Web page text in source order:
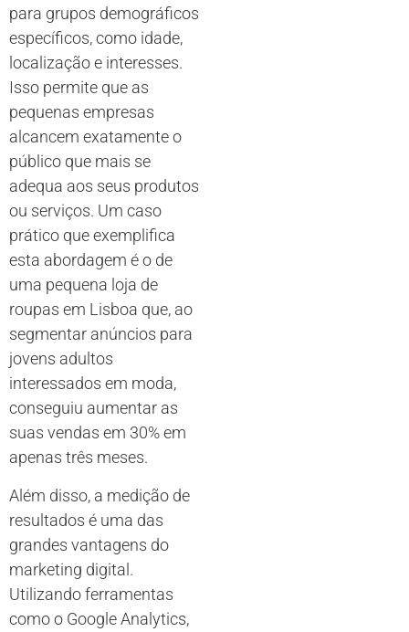
para grupos demográficos
específicos, como idade,
localização e interesses.
Isso permite que as
pequenas empresas
alcancem exatamente o
público que mais se
adequa aos seus produtos
ou serviços. Um caso
prático que exemplifica
esta abordagem é o de
uma pequena loja de
roupas em Lisboa que, ao
segmentar anúncios para
jovens adultos
interessados em moda,
conseguiu aumentar as
suas vendas em 30% em
apenas três meses.
Além disso, a medição de
resultados é uma das
grandes vantagens do
marketing digital.
Utilizando ferramentas
como o Google Analytics,